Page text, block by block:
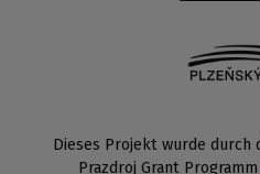
Dieses Projekt wurde durch
Prazdroj Grant